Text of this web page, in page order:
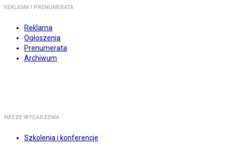
REKLAMA I PRENUMERATA
Reklama
Ogłoszenia
Prenumerata
Archiwum
NASZE WYDARZENIA
Szkolenia i konferencje